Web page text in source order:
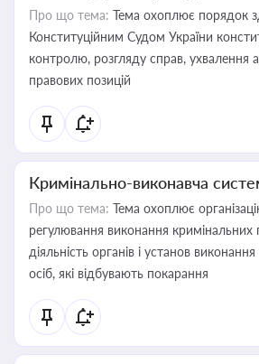
Про що тема: Тема охоплює порядок
Конституційним Судом України
контролю, розгляду справ, ухвалення
правових позицій
Кримінально-виконавча
Про що тема: Тема охоплює
регулювання виконання кримінальних
діяльність органів і установ
осіб, які відбувають покарання